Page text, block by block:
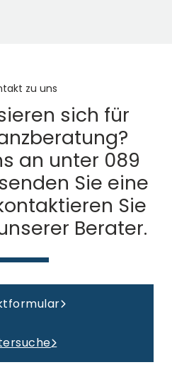
zu uns
sich für
an unter 089
Sie eine
Sie
Berater.